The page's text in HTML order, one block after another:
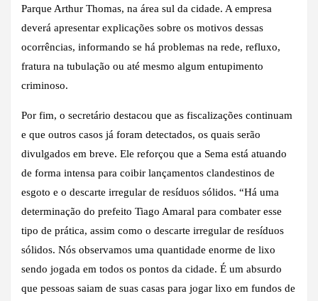
Parque Arthur Thomas, na área sul da cidade. A empresa
deverá apresentar explicações sobre os motivos dessas
ocorrências, informando se há problemas na rede, refluxo,
fratura na tubulação ou até mesmo algum entupimento
criminoso.
Por fim, o secretário destacou que as fiscalizações continuam
e que outros casos já foram detectados, os quais serão
divulgados em breve. Ele reforçou que a Sema está atuando
de forma intensa para coibir lançamentos clandestinos de
esgoto e o descarte irregular de resíduos sólidos. “Há uma
determinação do prefeito Tiago Amaral para combater esse
tipo de prática, assim como o descarte irregular de resíduos
sólidos. Nós observamos uma quantidade enorme de lixo
sendo jogada em todos os pontos da cidade. É um absurdo
que pessoas saiam de suas casas para jogar lixo em fundos de